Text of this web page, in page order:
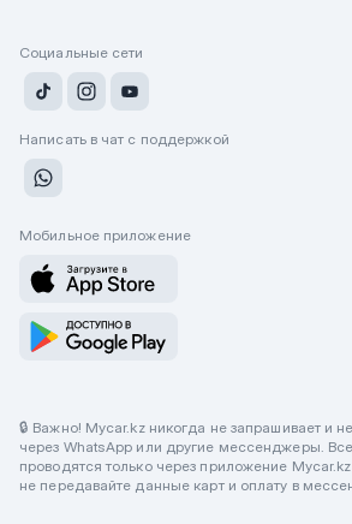
Социальные сети
Написать в чат с поддержкой
Мобильное приложение
🔒 Важно! Mycar.kz никогда не запрашивает и
через WhatsApp или другие мессенджеры.
проводятся только через приложение
не передавайте данные карт и оплату в